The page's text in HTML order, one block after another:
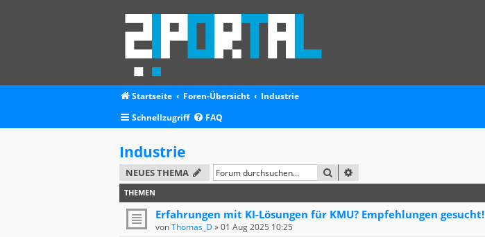
Startseite Foren-Übersicht
Industrie
Schnellzugriff
FAQ
Industrie
NEUES THEMA SUCHE
THEMEN
Erfahrungen mit KI-Lösungen für KMU? Empfehlungen gesucht!
vonThomas_D »01 Aug 2025 10:25